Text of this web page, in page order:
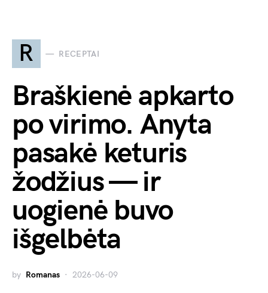
R RECEPTAI
Braškienė apkarto
po virimo. Anyta
pasakė keturis
žodžius — ir
uogienė buvo
išgelbėta
by Romanas 2026-06-09